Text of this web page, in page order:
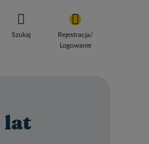
Szukaj
Rejestracja/
Logowanie
lat